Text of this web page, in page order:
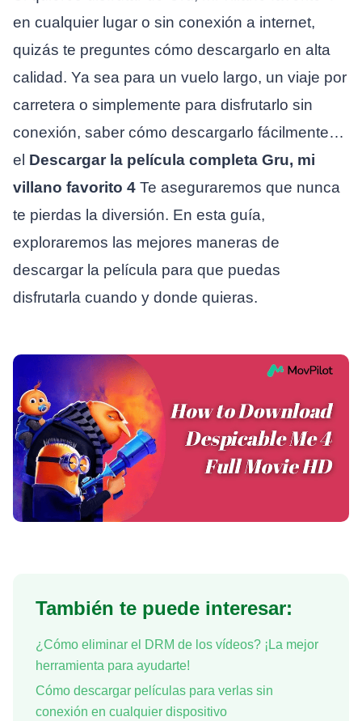
en cualquier lugar o sin conexión a internet,
quizás te preguntes cómo descargarlo en alta
calidad. Ya sea para un vuelo largo, un viaje por
carretera o simplemente para disfrutarlo sin
conexión, saber cómo descargarlo fácilmente…
el Descargar la película completa Gru, mi
villano favorito 4Te aseguraremos que nunca
te pierdas la diversión. En esta guía,
exploraremos las mejores maneras de
descargar la película para que puedas
disfrutarla cuando y donde quieras.
También te puede interesar:
¿Cómo eliminar el DRM de los vídeos? ¡La mejor
herramienta para ayudarte!
Cómo descargar películas para verlas sin
conexión en cualquier dispositivo